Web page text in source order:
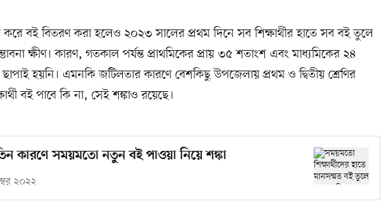
বই বিতরণ করা হলেও ২০২৩ সালের প্রথম দিনে সব শিক্ষার্থীর হাতে সব বই তুলে
ক্ষীণ। কারণ, গতকাল পর্যন্ত প্রাথমিকের প্রায় ৩৫ শতাংশ এবং মাধ্যমিকের ২৪
হয়নি। এমনকি জটিলতার কারণে বেশকিছু উপজেলায় প্রথম ও দ্বিতীয় শ্রেণির
বই পাবে কি না, সেই শঙ্কাও রয়েছে।
কারণে সময়মতো নতুন বই পাওয়া নিয়ে শঙ্কা
২০২২